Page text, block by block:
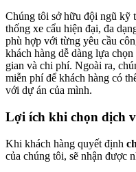
Chúng tôi sở hữu đội ngũ kỹ
thống xe cẩu hiện đại, đa
phù hợp với từng yêu cầu
khách hàng dễ dàng lựa
gian và chi phí. Ngoài ra,
miễn phí để khách hàng có
với dự án của mình.
Lợi ích khi chọn dịch
Khi khách hàng quyết định
của chúng tôi, sẽ nhận được